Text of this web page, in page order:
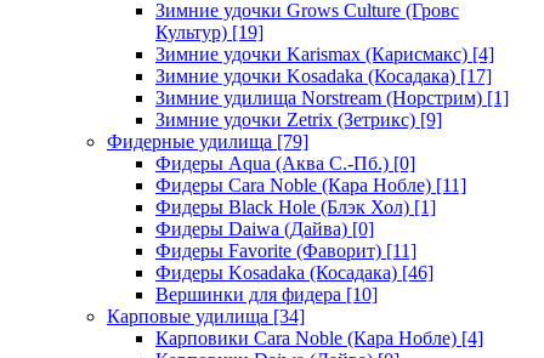
Зимние удочки Grows Culture (Гровс
Культур) [19]
Зимние удочки Karismax (Карисмакс) [4]
Зимние удочки Kosadaka (Косадака) [17]
Зимние удилища Norstream (Норстрим) [1]
Зимние удочки Zetrix (Зетрикс) [9]
Фидерные удилища [79]
Фидеры Aqua (Аква С.-Пб.) [0]
Фидеры Cara Noble (Кара Нобле) [11]
Фидеры Black Hole (Блэк Хол) [1]
Фидеры Daiwa (Дайва) [0]
Фидеры Favorite (Фаворит) [11]
Фидеры Kosadaka (Косадака) [46]
Вершинки для фидера [10]
Карповые удилища [34]
Карповики Cara Noble (Кара Нобле) [4]